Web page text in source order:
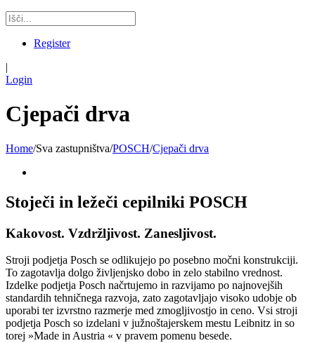
Register
|
Login
Cjepači drva
Home/Sva zastupništva/POSCH/Cjepači drva
Stoječi in ležeči cepilniki POSCH
Kakovost. Vzdržljivost. Zanesljivost.
Stroji podjetja Posch se odlikujejo po posebno močni konstrukciji.
To zagotavlja dolgo življenjsko dobo in zelo stabilno vrednost.
Izdelke podjetja Posch načrtujemo in razvijamo po najnovejših
standardih tehničnega razvoja, zato zagotavljajo visoko udobje ob
uporabi ter izvrstno razmerje med zmogljivostjo in ceno. Vsi stroji
podjetja Posch so izdelani v južnoštajerskem mestu Leibnitz in so
torej »Made in Austria « v pravem pomenu besede.